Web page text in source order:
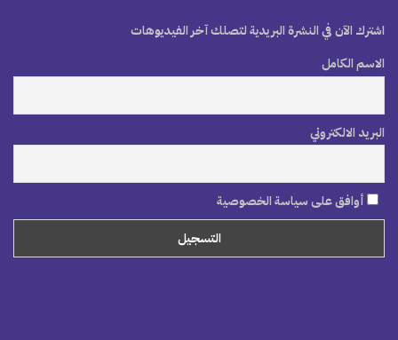
اشترك الآن في النشرة البريدية لتصلك آخر الفيديوهات
الاسم الكامل
البريد الالكتروني
أوافق على سياسة الخصوصية